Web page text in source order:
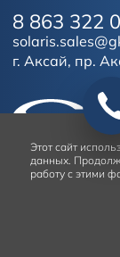
г. Аксай, пр.
8 863 322
Условия
Этот сайт
данных.
работу с этими